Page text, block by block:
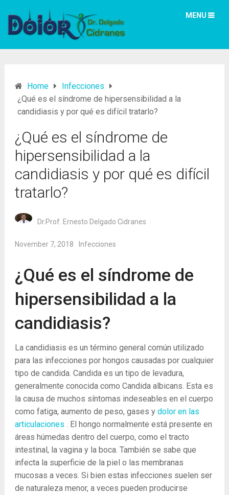
MENU
Home
Infecciones
¿Qué es el síndrome de hipersensibilidad a la
candidiasis y por qué es difícil tratarlo?
¿Qué es el síndrome de
hipersensibilidad a la
candidiasis y por qué es difícil
tratarlo?
Dr.Prof. Ernesto Delgado Cidranes
November 7, 2018 Infecciones
¿Qué es el síndrome de
hipersensibilidad a la
candidiasis?
La candidiasis es un término general común utilizado
para las infecciones por hongos causadas por cualquier
tipo de candida. Candida es un tipo de levadura,
generalmente conocida como Candida albicans. Esta es
la causa de muchos síntomas indeseables en el cuerpo
como fatiga, aumento de peso, gases y dolor en las
articulaciones . El hongo normalmente está presente en
áreas húmedas dentro del cuerpo, como el tracto
intestinal, la vagina y la boca. También se sabe que
infecta la superficie de la piel o las membranas
mucosas a veces. Si bien estas infecciones suelen ser
de naturaleza menor, a veces pueden producirse